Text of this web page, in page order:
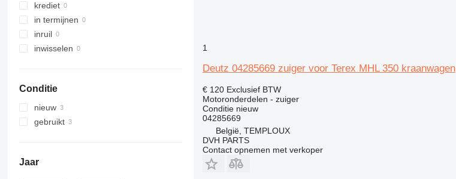
krediet
in termijnen
inruil
inwisselen
Conditie
nieuw
gebruikt
Jaar
1
Deutz 04285669 zuiger voor Terex MHL 350 kraanwagen
€ 120 Exclusief BTW
Motoronderdelen - zuiger
Conditienieuw
04285669
België, TEMPLOUX
DVH PARTS
Contact opnemen met verkoper